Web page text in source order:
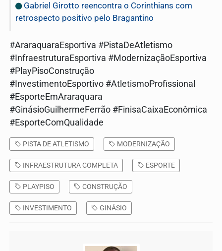
Gabriel Girotto reencontra o Corinthians com
retrospecto positivo pelo Bragantino
#AraraquaraEsportiva #PistaDeAtletismo
#InfraestruturaEsportiva #ModernizaçãoEsportiva
#PlayPisoConstrução
#InvestimentoEsportivo #AtletismoProfissional
#EsporteEmAraraquara
#GinásioGuilhermeFerrão #FinisaCaixaEconômica
#EsporteComQualidade
PISTA DE ATLETISMO MODERNIZAÇÃO
INFRAESTRUTURA COMPLETA ESPORTE
PLAYPISO CONSTRUÇÃO
INVESTIMENTO GINÁSIO